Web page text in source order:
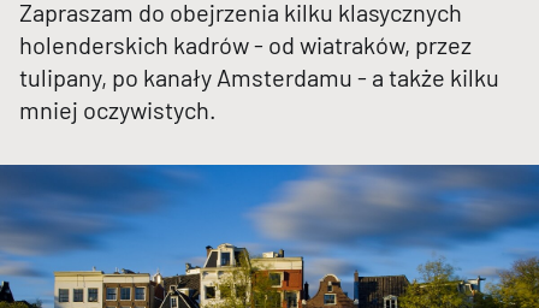
Zapraszam do obejrzenia kilku klasycznych
holenderskich kadrów - od wiatraków, przez
tulipany, po kanały Amsterdamu - a także kilku
mniej oczywistych.